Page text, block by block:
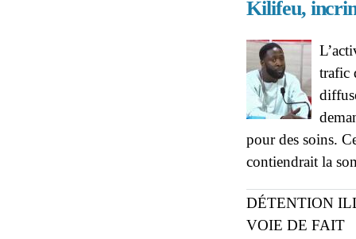
Kilifeu,
trafic
pour des soins.
contiendrait la
DÉTENTION
VOIE DE FAIT